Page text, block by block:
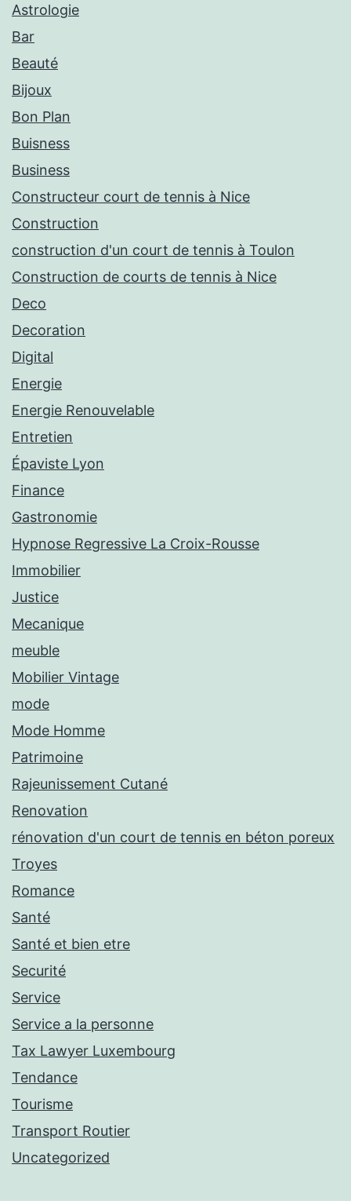
Astrologie
Bar
Beauté
Bijoux
Bon Plan
Buisness
Business
Constructeur court de tennis à Nice
Construction
construction d'un court de tennis à Toulon
Construction de courts de tennis à Nice
Deco
Decoration
Digital
Energie
Energie Renouvelable
Entretien
Épaviste Lyon
Finance
Gastronomie
Hypnose Regressive La Croix-Rousse
Immobilier
Justice
Mecanique
meuble
Mobilier Vintage
mode
Mode Homme
Patrimoine
Rajeunissement Cutané
Renovation
rénovation d'un court de tennis en béton poreux
Troyes
Romance
Santé
Santé et bien etre
Securité
Service
Service a la personne
Tax Lawyer Luxembourg
Tendance
Tourisme
Transport Routier
Uncategorized